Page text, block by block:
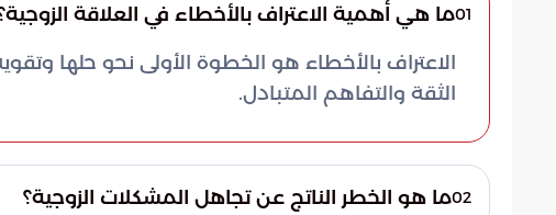
01ما هي أهمية الاعتراف بالأخطاء في العلاقة
الاعتراف بالأخطاء هو الخطوة الأولى نحو حلها
الثقة والتفاهم المتبادل.
02ما هو الخطر الناتج عن تجاهل المشكلات الزوجية؟